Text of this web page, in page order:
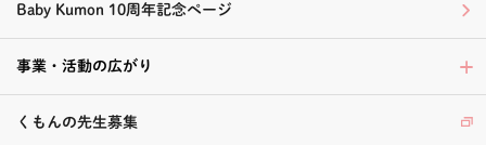
Baby Kumon 10周年記念ページ
事業・活動の広がり
くもんの先生募集